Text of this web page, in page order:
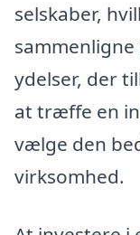
selskaber,
ydelser, der
at træffe en
vælge den
virksomhed.